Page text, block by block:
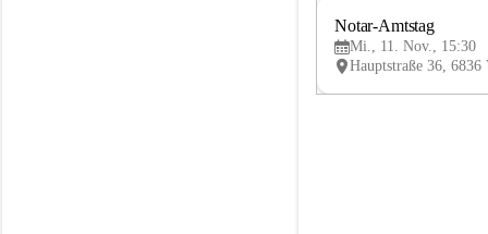
Notar-Amtstag
Mi., 11. Nov., 15:30